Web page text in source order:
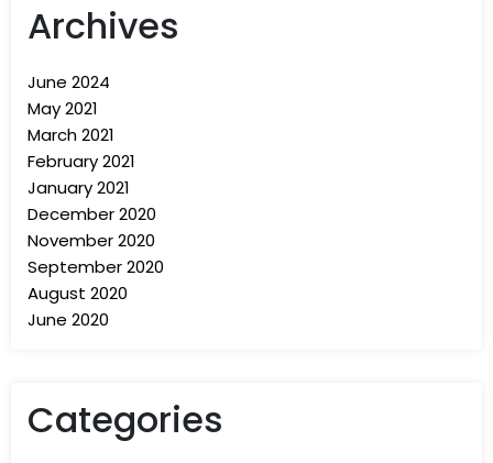
dictum sem ut elementum. Pellentesque viverra ex
Archives
June 2024
May 2021
March 2021
February 2021
January 2021
December 2020
November 2020
September 2020
August 2020
June 2020
Categories